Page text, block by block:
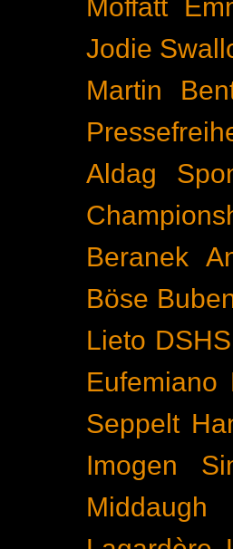
Moffatt
Jodie
Martin
Aldag
Beranek
Böse
Lieto DSHS
Eufemiano
Seppelt
Imogen
Middaugh